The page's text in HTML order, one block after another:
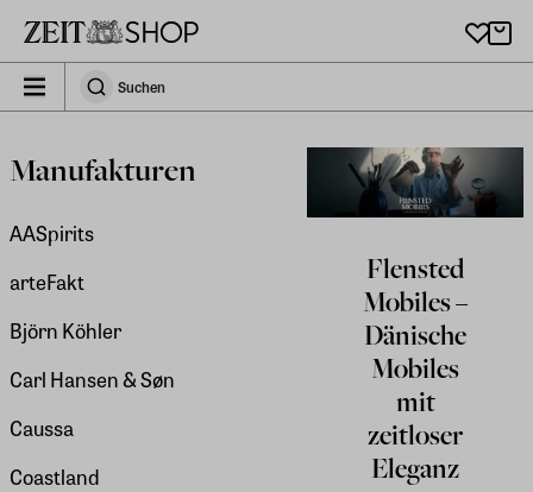
zeit_storefront.components.search.collapsed
SuchenSuchen
Manufakturen
AASpirits
arteFakt
Björn Köhler
Carl Hansen & Søn
Caussa
Coastland
Flensted
Mobiles –
Dänische
Mobiles
mit
zeitloser
Eleganz